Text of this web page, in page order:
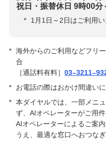
祝日・振替休日 9時00分
* 1月1日～2日はご利用い
* 海外からのご利用などフリ
合
［通話料有料］
*
お電話の際はおかけ間違い
* 本ダイヤルでは、一部メニ
ず、AIオペレーターがご用件
AIオペレーターによるご案
うえ、最適な窓口へおつなぎ